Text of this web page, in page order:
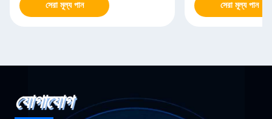
সেরা মূল্য পান সেরা মূল্য পান
যোগাযোগ